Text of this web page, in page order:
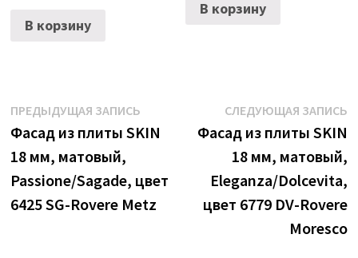
В корзину
В корзину
Навигация
по
записям
ПРЕДЫДУЩАЯ ЗАПИСЬПредыдущая
запись:
Фасад из плиты SKIN
18 мм, матовый,
Passione/Sagade, цвет
6425 SG-Rovere Metz
СЛЕДУЮЩАЯ ЗАПИСЬ
Фасад из плиты SKIN
18 мм, матовый,
Eleganza/Dolcevita,
цвет 6779 DV-Rovere
Moresco